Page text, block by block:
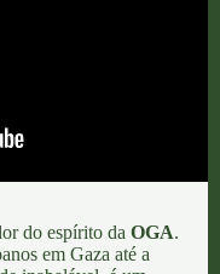
do espírito da OGA.
em Gaza até a